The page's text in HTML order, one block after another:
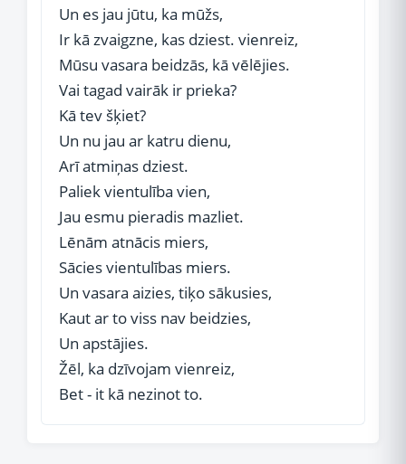
Un es jau jūtu, ka mūžs,
Ir kā zvaigzne, kas dziest. vienreiz,
Mūsu vasara beidzās, kā vēlējies.
Vai tagad vairāk ir prieka?
Kā tev šķiet?
Un nu jau ar katru dienu,
Arī atmiņas dziest.
Paliek vientulība vien,
Jau esmu pieradis mazliet.
Lēnām atnācis miers,
Sācies vientulības miers.
Un vasara aizies, tiķo sākusies,
Kaut ar to viss nav beidzies,
Un apstājies.
Žēl, ka dzīvojam vienreiz,
Bet - it kā nezinot to.